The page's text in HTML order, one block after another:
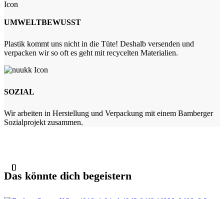
UMWELTBEWUSST
Plastik kommt uns nicht in die Tüte! Deshalb versenden und
verpacken wir so oft es geht mit recycelten Materialien.
SOZIAL
Wir arbeiten in Herstellung und Verpackung mit einem Bamberger
Sozialprojekt zusammen.
Das könnte dich begeistern